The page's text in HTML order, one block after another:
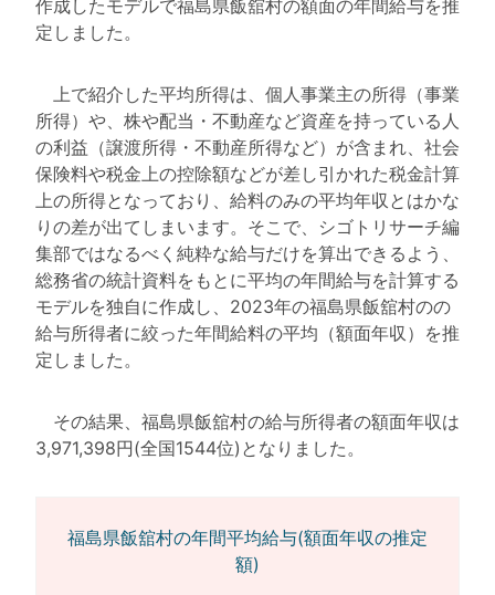
作成したモデルで福島県飯舘村の額面の年間給与を推
定しました。
上で紹介した平均所得は、個人事業主の所得（事業
所得）や、株や配当・不動産など資産を持っている人
の利益（譲渡所得・不動産所得など）が含まれ、社会
保険料や税金上の控除額などが差し引かれた税金計算
上の所得となっており、給料のみの平均年収とはかな
りの差が出てしまいます。そこで、シゴトリサーチ編
集部ではなるべく純粋な給与だけを算出できるよう、
総務省の統計資料をもとに平均の年間給与を計算する
モデルを独自に作成し、2023年の福島県飯舘村のの
給与所得者に絞った年間給料の平均（額面年収）を推
定しました。
その結果、福島県飯舘村の給与所得者の額面年収は
3,971,398円(全国1544位)となりました。
福島県飯舘村の年間平均給与(額面年収の推定
額)